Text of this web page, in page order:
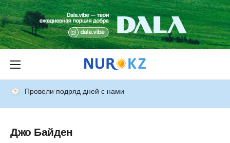
Провели подряд дней с нами
Джо Байден